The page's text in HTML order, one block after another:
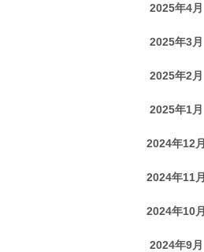
2025年4月
2025年3月
2025年2月
2025年1月
2024年12月
2024年11月
2024年10月
2024年9月